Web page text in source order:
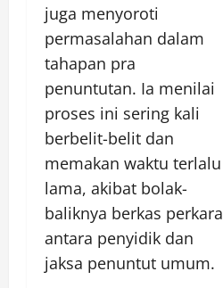
juga menyoroti
permasalahan dalam
tahapan pra
penuntutan. Ia menilai
proses ini sering kali
berbelit-belit dan
memakan waktu terlalu
lama, akibat bolak-
baliknya berkas perkara
antara penyidik dan
jaksa penuntut umum.